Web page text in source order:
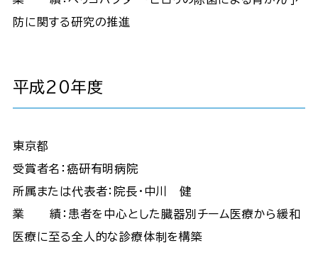
防に関する研究の推進
平成20年度
東京都
受賞者名：癌研有明病院
所属または代表者：院長・中川 健
業 績：患者を中心とした臓器別チーム医療から緩和
医療に至る全人的な診療体制を構築